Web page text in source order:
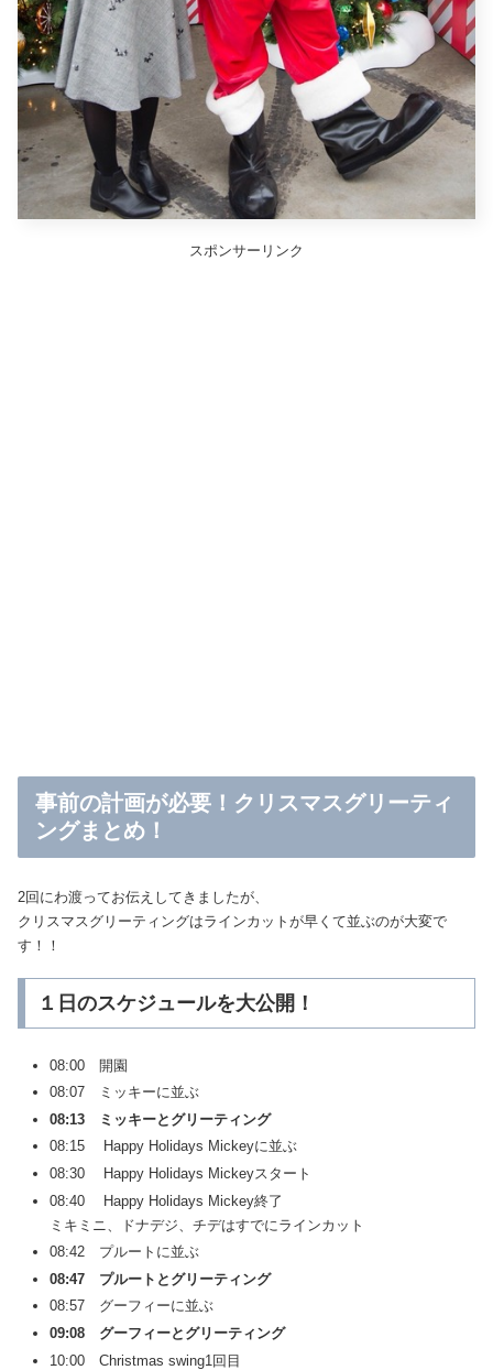
スポンサーリンク
事前の計画が必要！クリスマスグリーティ
ングまとめ！
2回にわ渡ってお伝えしてきましたが、
クリスマスグリーティングはラインカットが早くて並ぶのが大変で
す！！
１日のスケジュールを大公開！
08:00 開園
08:07 ミッキーに並ぶ
08:13 ミッキーとグリーティング
08:15 Happy Holidays Mickeyに並ぶ
08:30 Happy Holidays Mickeyスタート
08:40 Happy Holidays Mickey終了
ミキミニ、ドナデジ、チデはすでにラインカット
08:42 プルートに並ぶ
08:47 プルートとグリーティング
08:57 グーフィーに並ぶ
09:08 グーフィーとグリーティング
10:00 Christmas swing1回目